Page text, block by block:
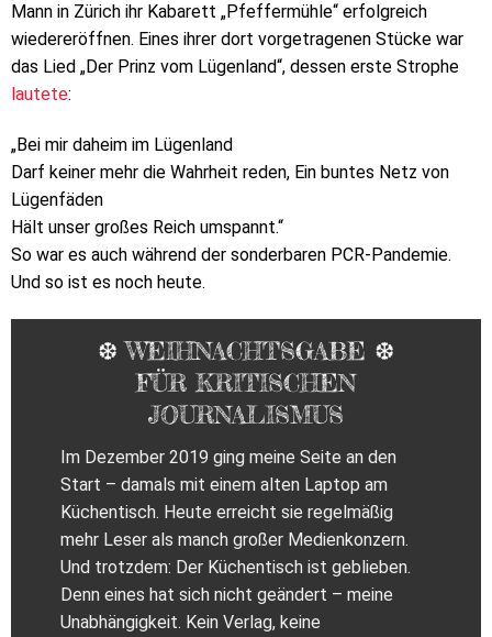
Mann in Zürich ihr Kabarett „Pfeffermühle“ erfolgreich
wiedereröffnen. Eines ihrer dort vorgetragenen Stücke war
das Lied „Der Prinz vom Lügenland“, dessen erste Strophe
lautete:
„Bei mir daheim im Lügenland
Darf keiner mehr die Wahrheit reden, Ein buntes Netz von
Lügenfäden
Hält unser großes Reich umspannt.“
So war es auch während der sonderbaren PCR-Pandemie.
Und so ist es noch heute.
❆ WEIHNACHTSGABE ❆
FÜR KRITISCHEN
JOURNALISMUS
Im Dezember 2019 ging meine Seite an den
Start – damals mit einem alten Laptop am
Küchentisch. Heute erreicht sie regelmäßig
mehr Leser als manch großer Medienkonzern.
Und trotzdem: Der Küchentisch ist geblieben.
Denn eines hat sich nicht geändert – meine
Unabhängigkeit. Kein Verlag, keine